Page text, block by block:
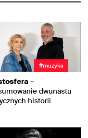
#muzyka
–
dwunastu
historii